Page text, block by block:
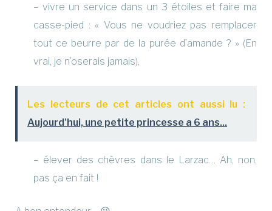
– vivre un service dans un 3 étoiles et faire ma
casse-pied : « Vous ne voudriez pas remplacer
tout ce beurre par de la purée d’amande ? » (En
vrai, je n’oserais jamais),
Les lecteurs de cet articles ont aussi lu :
Aujourd'hui, une petite princesse a 6 ans...
– élever des chèvres dans le Larzac… Ah, non,
pas ça en fait !